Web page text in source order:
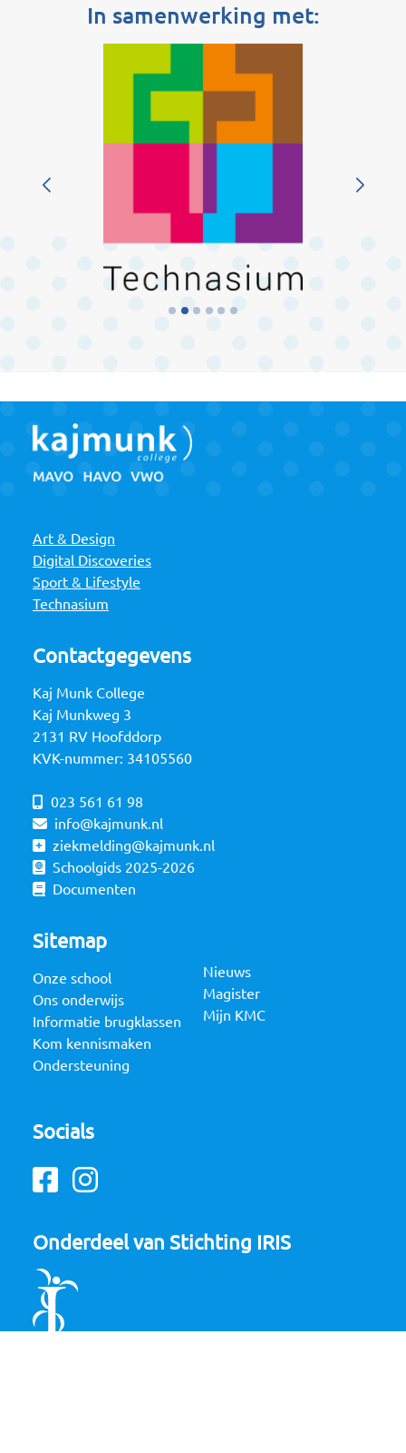
In samenwerking met:
Art & Design
Digital Discoveries
Sport & Lifestyle
Technasium
Contactgegevens
Kaj Munk College
Kaj Munkweg 3
2131 RV Hoofddorp
KVK-nummer: 34105560
023 561 61 98
info@kajmunk.nl
ziekmelding@kajmunk.nl
Schoolgids 2025-2026
Documenten
Sitemap
Onze school
Ons onderwijs
Informatie brugklassen
Kom kennismaken
Ondersteuning
Nieuws
Magister
Mijn KMC
Socials
Facebook
Instagram
Onderdeel van Stichting IRIS